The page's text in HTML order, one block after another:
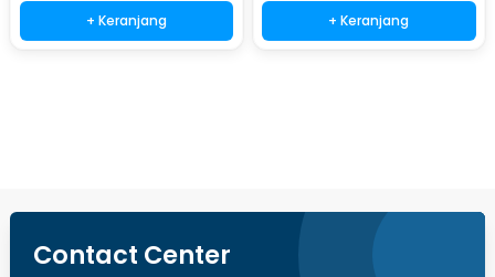
+ Keranjang + Keranjang
Contact Center